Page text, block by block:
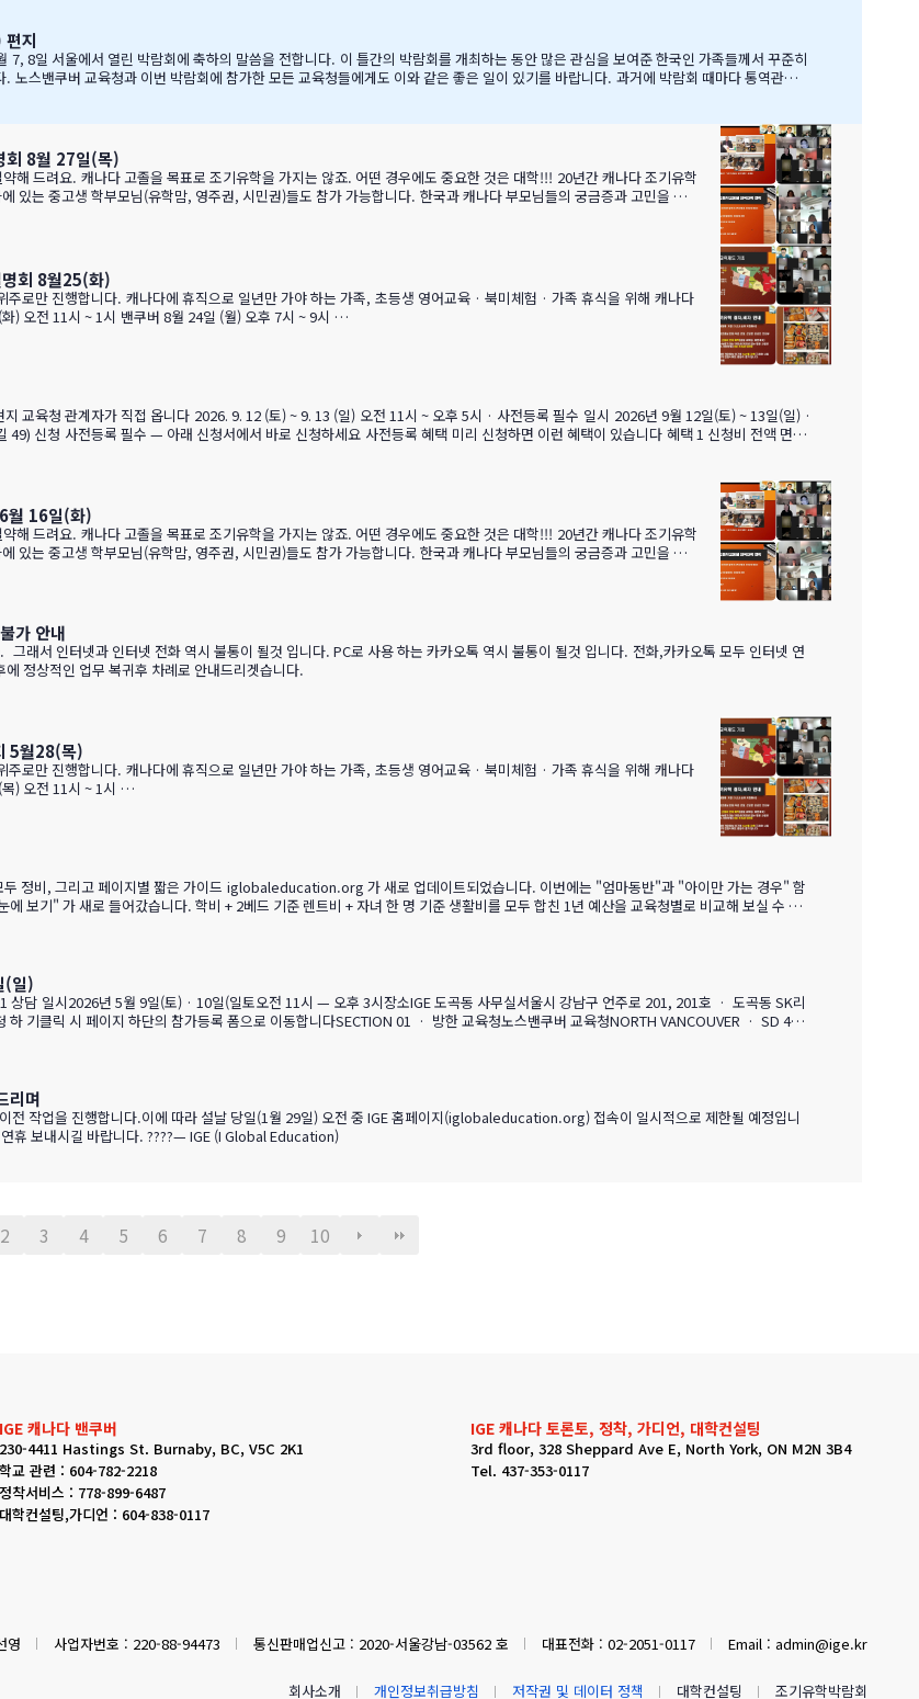
지
8일 서울에서 열린 박람회에 축하의 말씀을 전합니다. 이 틀간의 박람회를 개최하는 동안 많은 관심을 보여준 한국인 가족들께서 꾸준히
노스밴쿠버 교육청과 이번 박람회에 참가한 모든 교육청들에게도 이와 같은 좋은 일이 있기를 바랍니다. 과거에 박람회 때마다 통역관을
할 수 있게 기회를 주셔서 고맙습니다. 세 분 모두 노스밴쿠버에 대해 자세히 알고 있었으며, 미국이나 캐나다에서 직접 겪은 해외경험들
회 8월 27일(목)
명회 8월25(화)
조기유학을 알아보는 가족을 위한 설명회입니다. ZOOM 온라인 설명회 8월 25일 (화) 오전 11시 ~ 1시 밴쿠버 8월 24일 (월) 오후 7시 ~ 9시 …
월 16일(화)
가 안내
래서 인터넷과 인터넷 전화 역시 불통이 될것 입니다. PC로 사용 하는 카카오톡 역시 불통이 될것 입니다. 전화,카카오톡 모두 인터넷 연
정상적인 업무 복귀후 차례로 안내드리겟습니다.
5월28(목)
조기유학을 알아보는 가족을 위한 설명회입니다. ZOOM 온라인 설명회 5월 28일 (목) 오전 11시 ~ 1시 …
(일)
상담 일시2026년 5월 9일(토) · 10일(일토오전 11시 — 오후 3시장소IGE 도곡동 사무실서울시 강남구 언주로 201, 201호 · 도곡동 SK리
기클릭 시 페이지 하단의 참가등록 폼으로 이동합니다SECTION 01 · 방한 교육청노스밴쿠버 교육청NORTH VANCOUVER · SD 4
지역입니다. 산·바다·숲이 어우러진 자연환경과, 밴쿠버 메트로 지역 중 가장 낮은 수준의 범죄율로, 엄마와 아이가 함께 생활하기에
리며
전 작업을 진행합니다.이에 따라 설날 당일(1월 29일) 오전 중 IGE 홈페이지(iglobaleducation.org) 접속이 일시적으로 제한될 예정입니
휴 보내시길 바랍니다. ????— IGE (I Global Education)
2 3 4 5 6 7 8 9 10
IGE 캐나다 밴쿠버
230-4411 Hastings St. Burnaby, BC, V5C 2K1
학교 관련 : 604-782-2218
정착서비스 : 778-899-6487
대학컨설팅,가디언 : 604-838-0117
IGE 캐나다 토론토, 정착, 가디언, 대학컨설팅
3rd floor, 328 Sheppard Ave E, North York, ON M2N 3B4
Tel. 437-353-0117
영 사업자번호 : 220-88-94473 통신판매업신고 : 2020-서울강남-03562 호 대표전화 : 02-2051-0117 Email : admin@ige.kr
회사소개 개인정보취급방침 저작권 및 데이터 정책 대학컨설팅 조기유학박람회